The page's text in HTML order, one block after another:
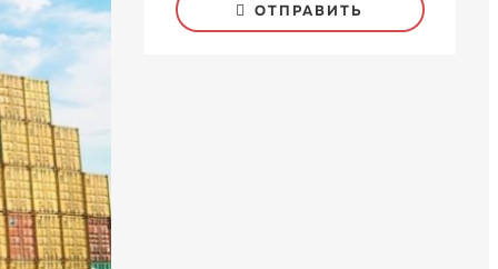
ОТПРАВИТЬ